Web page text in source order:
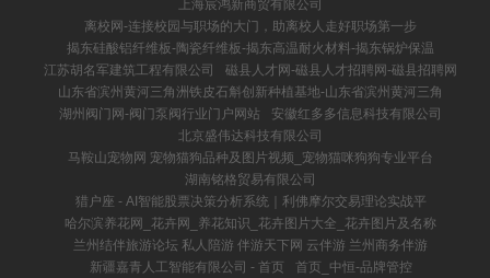
上海宸鸿新商贸有限公司
离校网-连接校园与职场的大门，助离校人走好职场第一步
揭东硅酸铝纤维板-陶瓷纤维板-揭东高温耐火材料-揭东锅炉保温
江苏胡名军建筑工程有限公司
磁县人才网-磁县人才招聘网-磁县招聘网
山东省滨州黄河三角洲铁皮石斛创新种植基地-山东省滨州黄河三角
湖州阀门网-阀门泵阀行业门户网站
安徽红多多信息科技有限公司
北京盛伟达科技有限公司
马鞍山宠物网 宠物猫狗品种及图片视频_宠物猫咪狗狗专业平台
湖南铭格贸易有限公司
猎户座 - AI智能股票决策分析系统｜利佛摩尔交易理论实战平
哈尔滨养花网_花卉网_养花知识_花卉图片大全_花卉图片及名称
兰州结伴旅游论坛 私人陪游 伴游天下网 云伴游 兰州商务伴游
新疆嘉青人工智能有限公司 - 首页
首页_中恒-品牌管控